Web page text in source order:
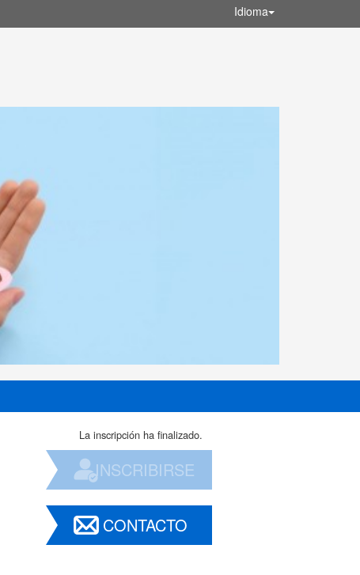
Idioma
La inscripción ha finalizado.
INSCRIBIRSE
CONTACTO